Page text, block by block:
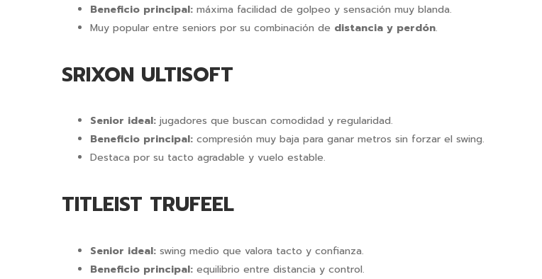
Beneficio principal: máxima facilidad de golpeo y sensación muy blanda.
Muy popular entre seniors por su combinación de distancia y perdón.
SRIXON ULTISOFT
Senior ideal:jugadores que buscan comodidad y regularidad.
Beneficio principal: compresión muy baja para ganar metros sin forzar el swing.
Destaca por su tacto agradable y vuelo estable.
TITLEIST TRUFEEL
Senior ideal: swing medio que valora tacto y confianza.
Beneficio principal: equilibrio entre distancia y control.